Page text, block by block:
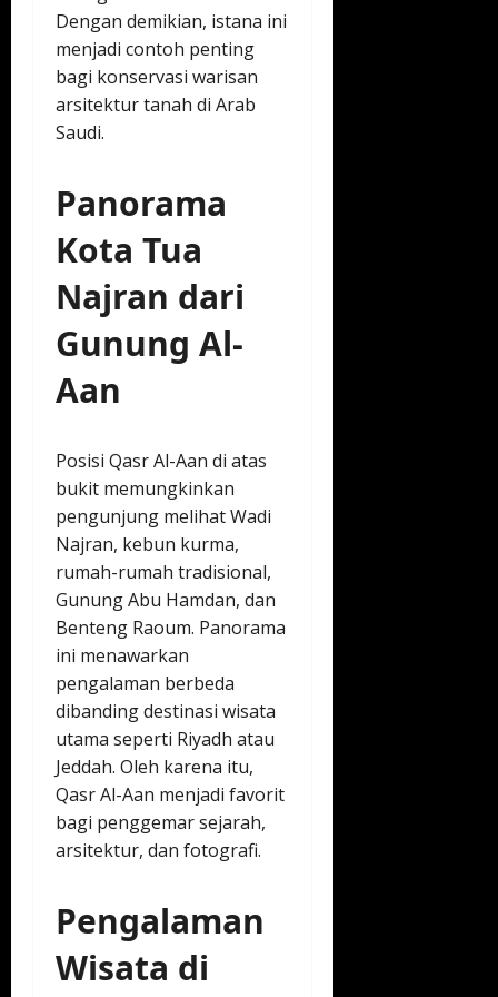
Dengan demikian, istana ini
menjadi contoh penting
bagi konservasi warisan
arsitektur tanah di Arab
Saudi.
Panorama
Kota Tua
Najran dari
Gunung Al-
Aan
Posisi Qasr Al-Aan di atas
bukit memungkinkan
pengunjung melihat Wadi
Najran, kebun kurma,
rumah-rumah tradisional,
Gunung Abu Hamdan, dan
Benteng Raoum. Panorama
ini menawarkan
pengalaman berbeda
dibanding destinasi wisata
utama seperti Riyadh atau
Jeddah. Oleh karena itu,
Qasr Al-Aan menjadi favorit
bagi penggemar sejarah,
arsitektur, dan fotografi.
Pengalaman
Wisata di